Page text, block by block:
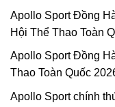
Apollo Sport Đồng
Hội Thể Thao Toàn
Apollo Sport Đồng
Thao Toàn Quốc
Apollo Sport chính